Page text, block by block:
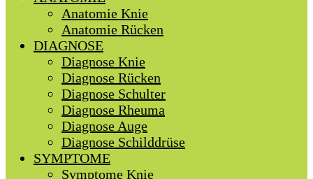
Anatomie Knie
Anatomie Rücken
DIAGNOSE
Diagnose Knie
Diagnose Rücken
Diagnose Schulter
Diagnose Rheuma
Diagnose Auge
Diagnose Schilddrüse
SYMPTOME
Symptome Knie